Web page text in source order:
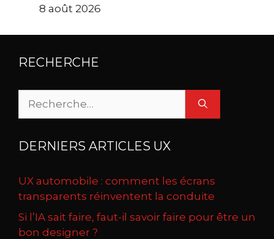
8 août 2026
RECHERCHE
Rechercher :
DERNIERS ARTICLES UX
UX automobile : comment les écrans
transparents réinventent la conduite
Si l’IA sait faire, faut-il savoir faire pour être un
bon designer ?